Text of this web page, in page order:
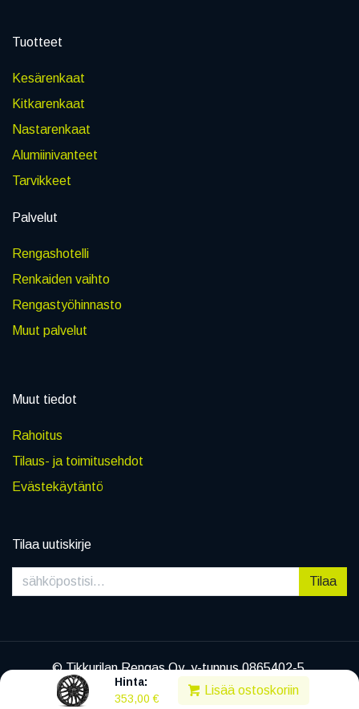
Hinta:
353,00 €
Lisää ostoskoriin
Tuotteet
Kesärenkaat
Kitkarenkaat
Nastarenkaat
Alumiinivanteet
Tarvikkeet
Palvelut
Rengashotelli
Renkaiden vaihto
Rengastyöhinnasto
Muut palvelut
Muut tiedot
Rahoitus
Tilaus- ja toimitusehdot
Evästekäytäntö
Tilaa uutiskirje
Tilaa
© Tikkurilan Rengas Oy, y-tunnus 0865402-5
|Tietosuojaseloste